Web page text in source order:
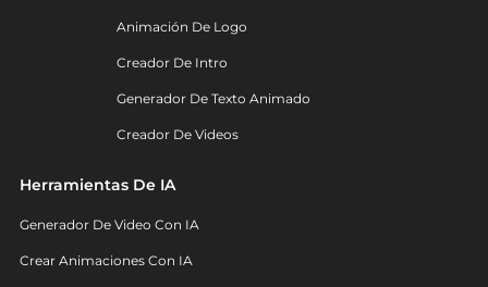
Animación De Logo
Creador De Intro
Generador De Texto Animado
Creador De Videos
Herramientas De IA
Generador De Video Con IA
Crear Animaciones Con IA